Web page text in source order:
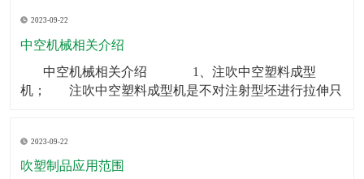
空制品也常被用于食品包装，如巧克力、糖果等。3．化
妆品包装：中空制品常常被用在化妆品包装上，如香水
2023-09-22
中空机械相关介绍
​ 中空机械相关介绍 1、注吹中空塑料成型
机； 注吹中空塑料成型机是不对注射型坯进行拉伸只
2023-09-22
吹塑制品应用范围